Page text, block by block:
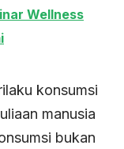
Wellness
konsumsi
manusia
bukan